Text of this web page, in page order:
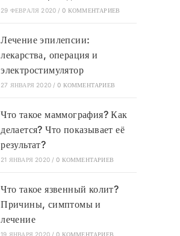
29 ФЕВРАЛЯ 2020 / 0 КОММЕНТАРИЕВ
Лечение эпилепсии:
лекарства, операция и
электростимулятор
27 ЯНВАРЯ 2020 / 0 КОММЕНТАРИЕВ
Что такое маммография? Как
делается? Что показывает её
результат?
21 ЯНВАРЯ 2020 / 0 КОММЕНТАРИЕВ
Что такое язвенный колит?
Причины, симптомы и
лечение
19 ЯНВАРЯ 2020 / 0 КОММЕНТАРИЕВ